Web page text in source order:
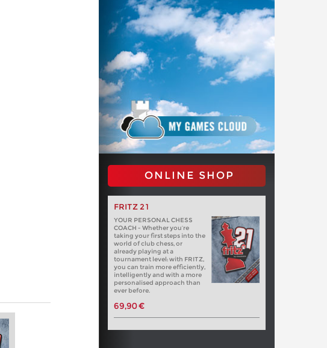
ONLINE SHOP
FRITZ 21
YOUR PERSONAL CHESS
COACH - Whether you’re
taking your first steps into the
world of club chess, or
already playing at a
tournament level: with FRITZ,
you can train more efficiently,
intelligently and with a more
personalised approach than
ever before.
69,90 €